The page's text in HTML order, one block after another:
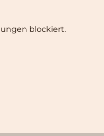
blockiert.